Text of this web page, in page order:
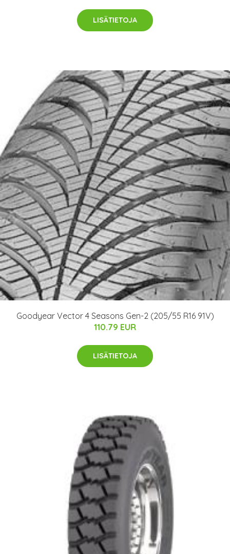
LISÄTIETOJA
Goodyear Vector 4 Seasons Gen-2 (205/55 R16 91V)
110.79 EUR
LISÄTIETOJA